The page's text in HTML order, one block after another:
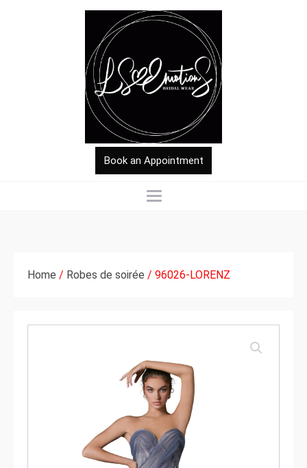
Book an Appointment
Home / Robes de soirée / 96026-LORENZ